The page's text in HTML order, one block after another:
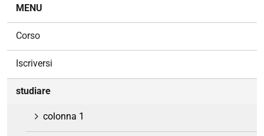
MENU
Corso
Iscriversi
studiare
colonna 1